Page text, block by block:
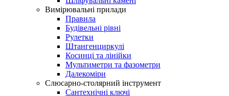
Вимірювальні прилади
Правила
Будівельні рівні
Рулетки
Штангенциркулі
Косинці та лінійки
Мультиметри та фазометри
Далекоміри
Слюсарно-столярний інструмент
Сантехнічні ключі